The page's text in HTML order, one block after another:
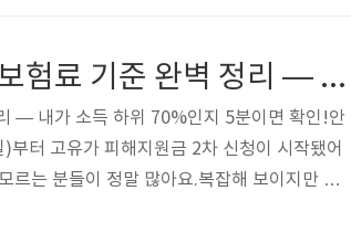
고유가 피해지원금 2차 건강보험료 기준 완벽 정리 — 내가 소득 하위 70%인지 5분이면 확인!
— 내가 소득 하위 70%인지 5분이면 확인!안
터 고유가 피해지원금 2차 신청이 시작됐어
는 분들이 정말 많아요.복잡해 보이지만 기
예요. 오늘 내 건강보험료를 확인하고 바로 신